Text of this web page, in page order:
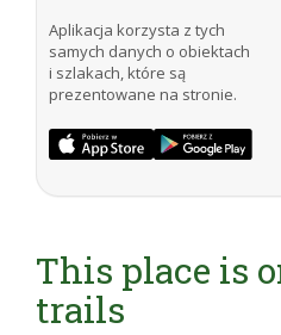
Aplikacja korzysta z tych
samych danych o obiektach
i szlakach, które są
prezentowane na stronie.
This place is
trails